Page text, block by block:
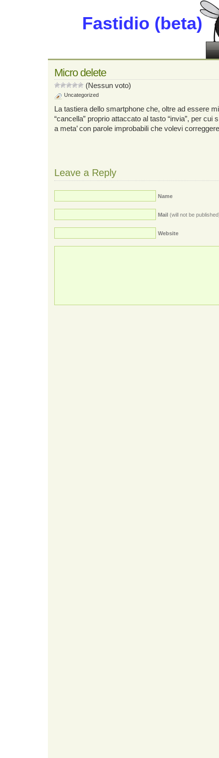
Fastidio (beta)
Micro delete
(Nessun voto)
Uncategorized
La tastiera dello smartphone che, oltre ad essere
“cancella” proprio attaccato al tasto “invia”, per cui
a meta’ con parole improbabili che volevi
Leave a Reply
Name
Mail (will not be
Website